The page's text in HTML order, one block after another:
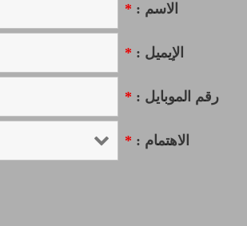
الاسم : *
الإيميل : *
رقم الموبايل : *
الاهتمام : *